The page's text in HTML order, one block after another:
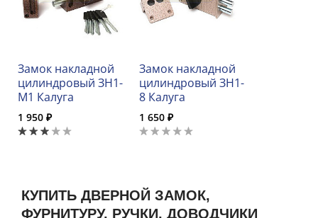
Замок накладной
цилиндровый ЗН1-
М1 Калуга
1 950 ₽
Замок накладной
цилиндровый ЗН1-
8 Калуга
1 650 ₽
КУПИТЬ ДВЕРНОЙ ЗАМОК,
ФУРНИТУРУ, РУЧКИ, ДОВОДЧИКИ